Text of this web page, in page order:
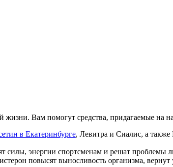
Вам помогут средства, придагаемые на
в Екатеринбурге, Левитра и Сиалис, а
силы, энергии спортсменам и решат проблемы
повысят выносливость организма,